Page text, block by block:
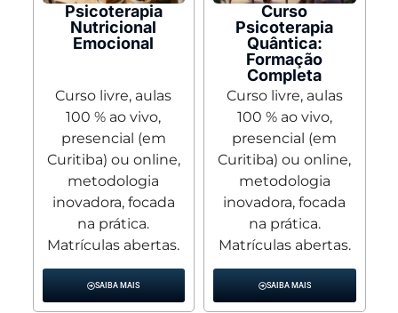
Psicoterapia
Nutricional
Emocional
Curso livre, aulas
100 % ao vivo,
presencial (em
Curitiba) ou online,
metodologia
inovadora, focada
na prática.
Matrículas abertas.
SAIBA MAIS
Curso
Psicoterapia
Quântica:
Formação
Completa
Curso livre, aulas
100 % ao vivo,
presencial (em
Curitiba) ou online,
metodologia
inovadora, focada
na prática.
Matrículas abertas.
SAIBA MAIS